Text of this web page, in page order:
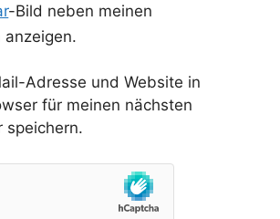
-Bild neben meinen
anzeigen.
Adresse und Website in
für meinen nächsten
speichern.